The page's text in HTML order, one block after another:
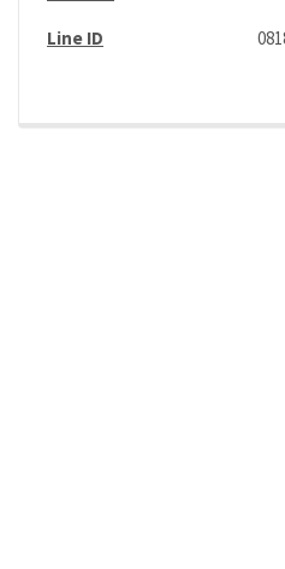
Line ID